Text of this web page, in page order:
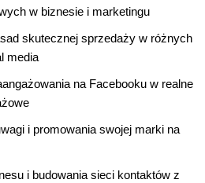
w biznesie i marketingu
skutecznej sprzedaży w różnych
media
na Facebooku w realne
i promowania swojej marki na
i budowania sieci kontaktów z